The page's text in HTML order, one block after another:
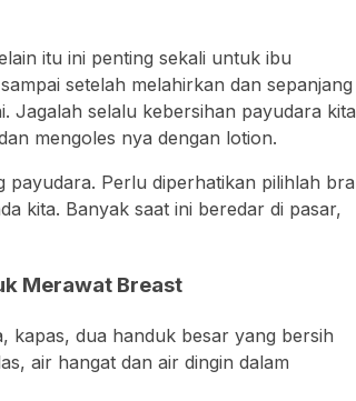
itu ini penting sekali untuk ibu
setelah melahirkan dan sepanjang
Jagalah selalu kebersihan payudara kita
mengoles nya dengan lotion.
payudara. Perlu diperhatikan pilihlah bra
kita. Banyak saat ini beredar di pasar,
Merawat Breast
kapas, dua handuk besar yang bersih
air hangat dan air dingin dalam